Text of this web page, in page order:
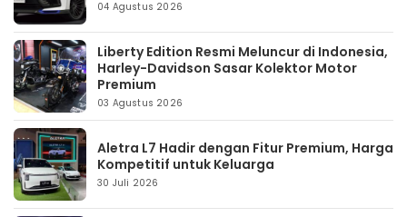
04 Agustus 2026
Liberty Edition Resmi Meluncur di Indonesia,
Harley-Davidson Sasar Kolektor Motor
Premium
03 Agustus 2026
Aletra L7 Hadir dengan Fitur Premium, Harga
Kompetitif untuk Keluarga
30 Juli 2026